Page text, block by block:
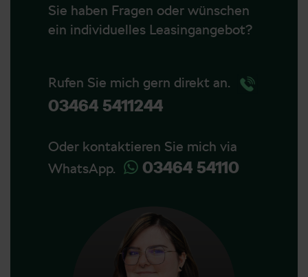
Sie haben Fragen oder wünschen
ein individuelles Leasingangebot?
Rufen Sie mich gern direkt an.
03464 5411244
Oder kontaktieren Sie mich via
WhatsApp.
03464 54110